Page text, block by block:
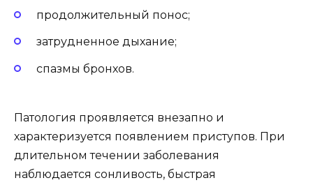
продолжительный понос;
затрудненное дыхание;
спазмы бронхов.
Патология проявляется внезапно и
характеризуется появлением приступов. При
длительном течении заболевания
наблюдается сонливость, быстрая